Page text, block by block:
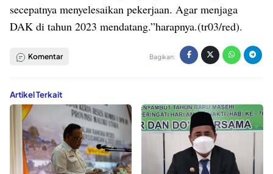
secepatnya menyelesaikan pekerjaan. Agar menjaga
DAK di tahun 2023 mendatang.”harapnya.(tr03/red).
Komentar Bagikan:
Artikel Terkait